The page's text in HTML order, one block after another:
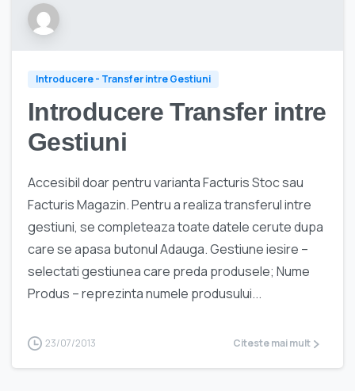
Introducere - Transfer intre Gestiuni
Introducere Transfer intre
Gestiuni
Accesibil doar pentru varianta Facturis Stoc sau
Facturis Magazin. Pentru a realiza transferul intre
gestiuni, se completeaza toate datele cerute dupa
care se apasa butonul Adauga. Gestiune iesire –
selectati gestiunea care preda produsele; Nume
Produs – reprezinta numele produsului...
23/07/2013 Citeste mai mult